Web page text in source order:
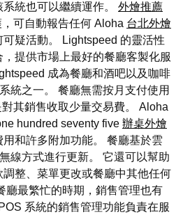
統也可以繼續運作。 外燴推薦
可自動報告任何 Aloha 台北外燴
疑活動。 Lightspeed 的靈活性
提供市場上最好的餐廳客製化服
成為餐廳和酒吧以及咖啡
統之一。 餐廳無需按月支付使用
其銷售收取少量交易費。 Aloha
hundred seventy five 辦桌外燴
和許多附加功能。 餐廳基於雲
線方式進行更新。 它還可以幫助
整、菜單更改或餐廳中其他任何
廳最繁忙的時期，銷售管理也有
系統的銷售管理功能負責在服